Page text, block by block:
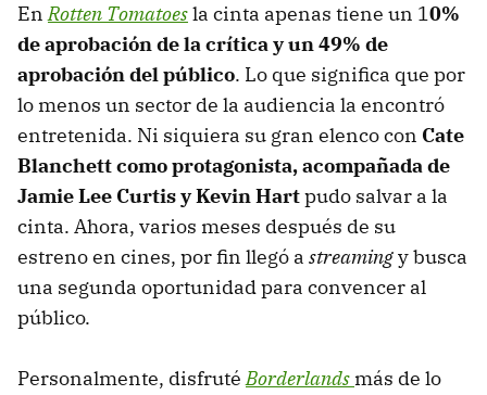
EnRotten Tomatoesla cinta apenas tiene un 10%
de aprobación de la crítica y un 49% de
aprobación del público. Lo que significa que por
lo menos un sector de la audiencia la encontró
entretenida. Ni siquiera su gran elenco con Cate
Blanchett como protagonista, acompañada de
Jamie Lee Curtis y Kevin Hartpudo salvar a la
cinta. Ahora, varios meses después de su
estreno en cines, por fin llegó a streamingy busca
una segunda oportunidad para convencer al
público.
Personalmente, disfrutéBorderlands más de lo